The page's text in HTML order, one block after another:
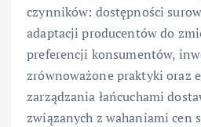
czynników: dostępności
adaptacji producentów do
preferencji konsumentów,
zrównoważone praktyki oraz
zarządzania łańcuchami
związanych z wahaniami cen